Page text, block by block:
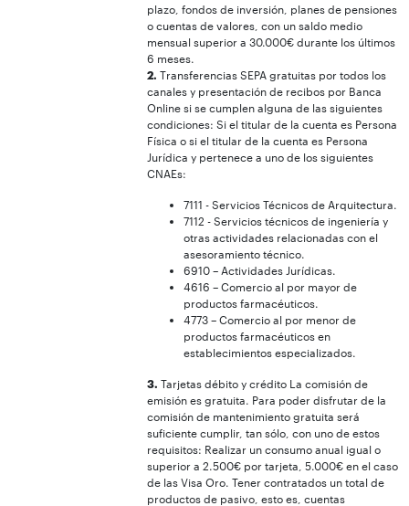
plazo, fondos de inversión, planes de pensiones
o cuentas de valores, con un saldo medio
mensual superior a 30.000€ durante los últimos
6 meses.
2. Transferencias SEPA gratuitas por todos los
canales y presentación de recibos por Banca
Online si se cumplen alguna de las siguientes
condiciones: Si el titular de la cuenta es Persona
Física o si el titular de la cuenta es Persona
Jurídica y pertenece a uno de los siguientes
CNAEs:
7111 - Servicios Técnicos de Arquitectura.
7112 - Servicios técnicos de ingeniería y
otras actividades relacionadas con el
asesoramiento técnico.
6910 – Actividades Jurídicas.
4616 – Comercio al por mayor de
productos farmacéuticos.
4773 – Comercio al por menor de
productos farmacéuticos en
establecimientos especializados.
3. Tarjetas débito y crédito La comisión de
emisión es gratuita. Para poder disfrutar de la
comisión de mantenimiento gratuita será
suficiente cumplir, tan sólo, con uno de estos
requisitos: Realizar un consumo anual igual o
superior a 2.500€ por tarjeta, 5.000€ en el caso
de las Visa Oro. Tener contratados un total de
productos de pasivo, esto es, cuentas